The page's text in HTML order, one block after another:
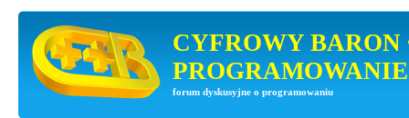
CYFROWY BARON
PROGRAMOWANIE
forum dyskusyjne o programowaniu